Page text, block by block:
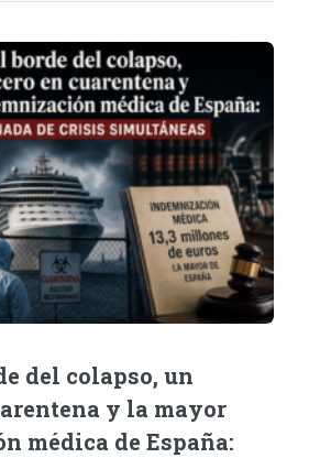
del colapso, un
y la mayor
médica de España: